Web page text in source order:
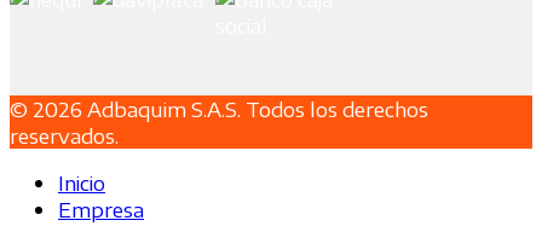
© 2026 Adbaquim S.A.S. Todos los derechos
reservados.
Inicio
Empresa